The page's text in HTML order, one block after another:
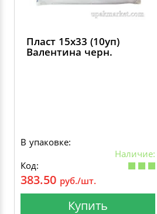
Пласт 15х33 (10уп)
Валентина черн.
В упаковке:
Наличие:
Код:
383.50 руб./шт.
Купить